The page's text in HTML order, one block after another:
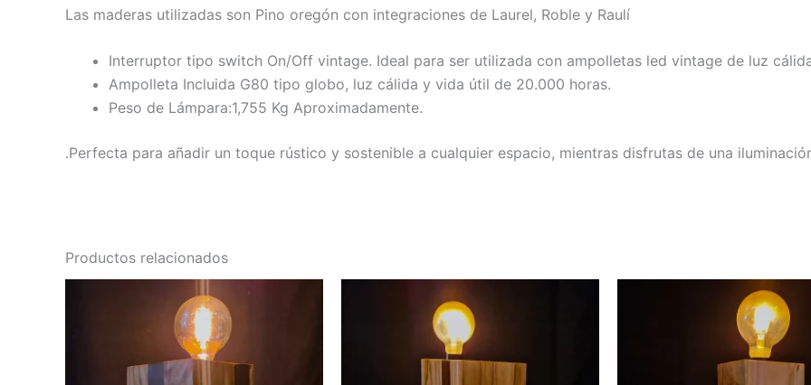
Las maderas utilizadas son Pino oregón con integraciones de Laurel, Roble y Raulí
Interruptor tipo switch On/Off vintage. Ideal para ser utilizada con ampolletas led vintage de luz
Ampolleta Incluida G80 tipo globo, luz cálida y vida útil de 20.000 horas.
Peso de Lámpara:1,755 Kg Aproximadamente.
.Perfecta para añadir un toque rústico y sostenible a cualquier espacio, mientras disfrutas de una
Productos relacionados